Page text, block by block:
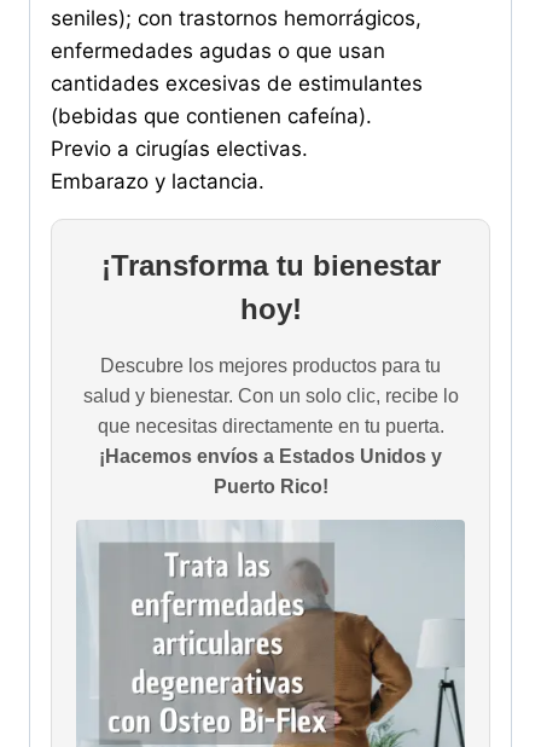
seniles); con trastornos hemorrágicos,
enfermedades agudas o que usan
cantidades excesivas de estimulantes
(bebidas que contienen cafeína).
Previo a cirugías electivas.
Embarazo y lactancia.
¡Transforma tu bienestar
hoy!
Descubre los mejores productos para tu
salud y bienestar. Con un solo clic, recibe lo
que necesitas directamente en tu puerta.
¡Hacemos envíos a Estados Unidos y
Puerto Rico!